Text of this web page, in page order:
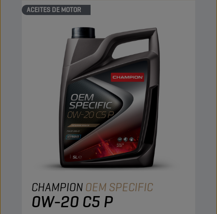
ACEITES DE MOTOR
CHAMPIONOEM SPECIFIC
0W-20 C5 P